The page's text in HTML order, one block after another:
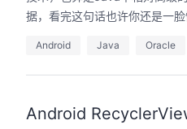
据，看完这句话也许你还是一
Android Java Oracle
Android